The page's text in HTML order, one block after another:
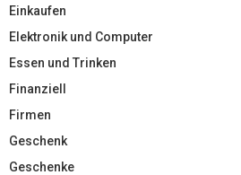
Einkaufen
Elektronik und Computer
Essen und Trinken
Finanziell
Firmen
Geschenk
Geschenke